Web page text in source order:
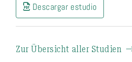
Descargar estudio
Zur Übersicht aller Studien